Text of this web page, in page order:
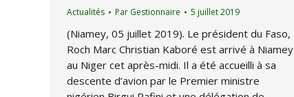
Actualités Par Gestionnaire 5 juillet 2019
(Niamey, 05 juillet 2019). Le président du Faso,
Roch Marc Christian Kaboré est arrivé à Niamey
au Niger cet après-midi. Il a été accueilli à sa
descente d’avion par le Premier ministre